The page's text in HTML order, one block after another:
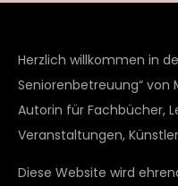
Herzlich willkommen in
Seniorenbetreuung“ von
Autorin für Fachbücher,
Veranstaltungen,
Diese Website wird